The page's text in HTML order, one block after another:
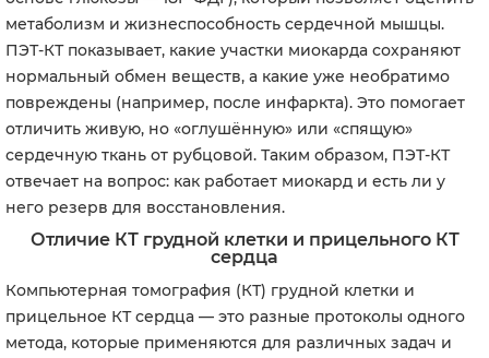
метаболизм и жизнеспособность сердечной мышцы.
ПЭТ-КТ показывает, какие участки миокарда сохраняют
нормальный обмен веществ, а какие уже необратимо
повреждены (например, после инфаркта). Это помогает
отличить живую, но «оглушённую» или «спящую»
сердечную ткань от рубцовой. Таким образом, ПЭТ-КТ
отвечает на вопрос: как работает миокард и есть ли у
него резерв для восстановления.
Отличие КТ грудной клетки и прицельного КТ
сердца
Компьютерная томография (КТ) грудной клетки и
прицельное КТ сердца — это разные протоколы одного
метода, которые применяются для различных задач и